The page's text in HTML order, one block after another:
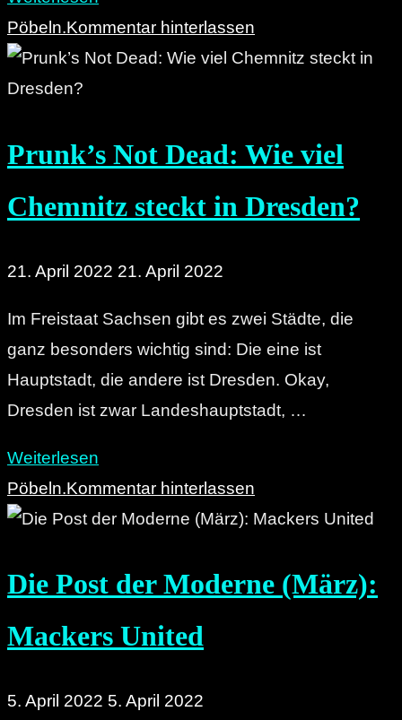
in
Gefahr:
auf
Auto-
Treffen"
Pöbeln.Kommentar hinterlassen
Prunk’s Not Dead: Wie viel
Chemnitz steckt in Dresden?
21. April 2022 21. April 2022
Im Freistaat Sachsen gibt es zwei Städte, die
ganz besonders wichtig sind: Die eine ist
Hauptstadt, die andere ist Dresden. Okay,
Dresden ist zwar Landeshauptstadt, …
Weiterlesen
Not
Dead:
viel
steckt
Dresden?"
Pöbeln.Kommentar hinterlassen
Die Post der Moderne (März):
Mackers United
5. April 2022 5. April 2022